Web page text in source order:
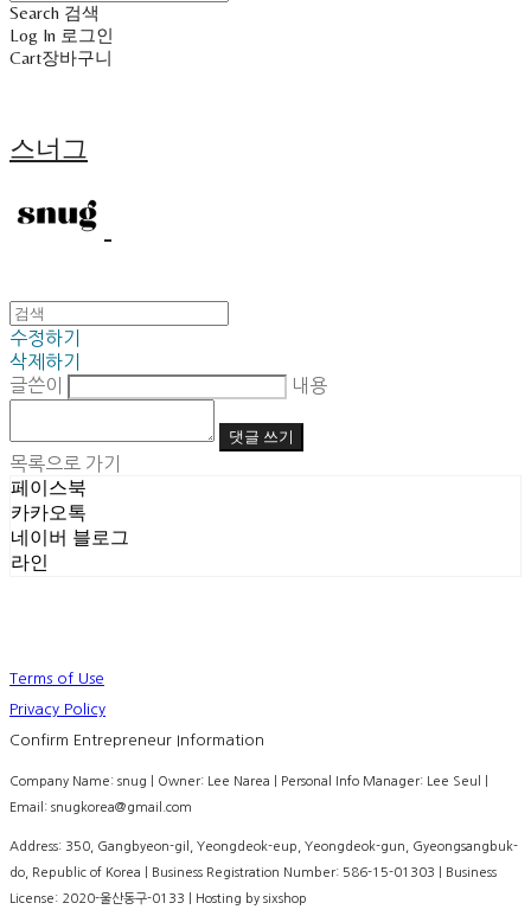
Search 검색
Log In 로그인
Cart장바구니
스너그
수정하기
삭제하기
글쓴이
내용
댓글 쓰기
목록으로 가기
페이스북
카카오톡
네이버 블로그
라인
Terms of Use
Privacy Policy
Confirm Entrepreneur Information
Company Name: snug | Owner: Lee Narea | Personal Info Manager: Lee Seul |
Email: snugkorea@gmail.com
Address: 350, Gangbyeon-gil, Yeongdeok-eup, Yeongdeok-gun, Gyeongsangbuk-
do, Republic of Korea | Business Registration Number: 586-15-01303 | Business
License: 2020-울산동구-0133 | Hosting by sixshop